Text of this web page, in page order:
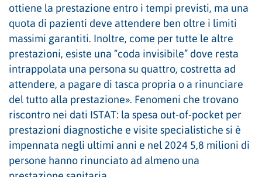
ottiene la prestazione entro i tempi previsti, ma una
quota di pazienti deve attendere ben oltre i limiti
massimi garantiti. Inoltre, come per tutte le altre
prestazioni, esiste una “coda invisibile” dove resta
intrappolata una persona su quattro, costretta ad
attendere, a pagare di tasca propria o a rinunciare
del tutto alla prestazione». Fenomeni che trovano
riscontro nei dati ISTAT: la spesa out-of-pocket per
prestazioni diagnostiche e visite specialistiche si è
impennata negli ultimi anni e nel 2024 5,8 milioni di
persone hanno rinunciato ad almeno una